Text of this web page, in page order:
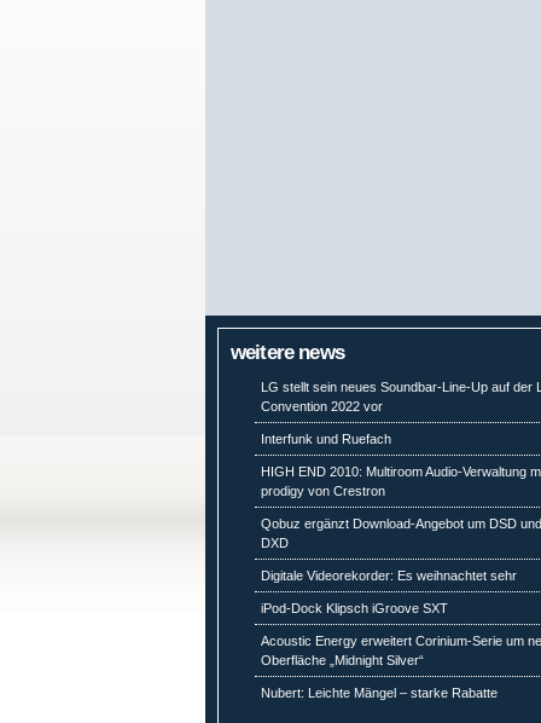
weitere news
LG stellt sein neues Soundbar-Line-Up auf der
Convention 2022 vor
Interfunk und Ruefach
HIGH END 2010: Multiroom Audio-Verwaltung
prodigy von Crestron
Qobuz ergänzt Download-Angebot um DSD
DXD
Digitale Videorekorder: Es weihnachtet sehr
iPod-Dock Klipsch iGroove SXT
Acoustic Energy erweitert Corinium-Serie um
Oberfläche „Midnight Silver“
Nubert: Leichte Mängel – starke Rabatte